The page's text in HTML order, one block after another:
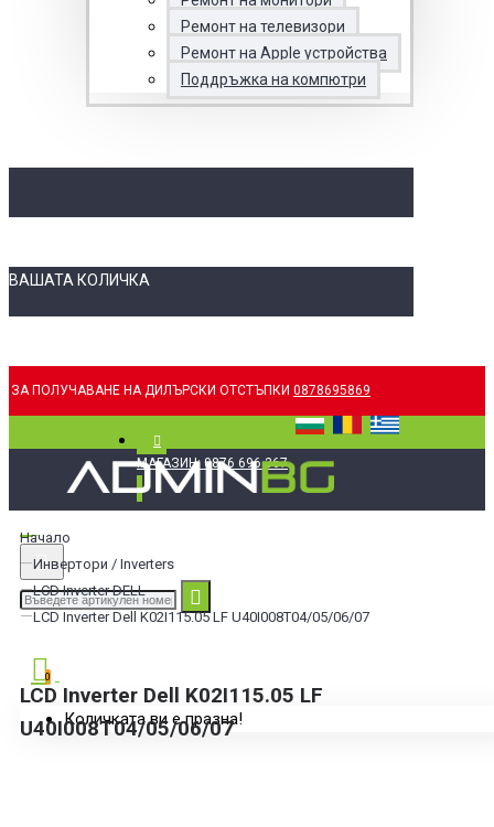
Ремонт на телевизори
Ремонт на Apple устройства
Поддръжка на компютри
ВАШАТА КОЛИЧКА
ЗА ПОЛУЧАВАНЕ НА ДИЛЪРСКИ ОТСТЪПКИ 0878695869
МАГАЗИН: 0876 696 367
0
Количката ви е празна!
Начало
Инвертори / Inverters
LCD Inverter DELL
LCD Inverter Dell K02I115.05 LF U40I008T04/05/06/07
LCD Inverter Dell K02I115.05 LF
U40I008T04/05/06/07